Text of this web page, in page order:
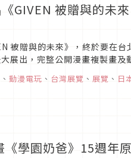
GIVEN 被贈與的未
被贈與的未來》，終於要在
展出，完整公開漫畫複製畫
、 動漫電玩 、 台灣展覽 、 展覽 、 日
學園奶爸》15週年